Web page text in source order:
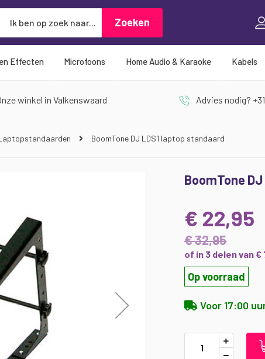
Zoeken
Effecten Microfoons Home Audio & Karaoke Kabels
winkel in Valkenswaard Advies nodig?
BoomTone DJ LDS1 laptop standaard
BoomTone
€ 22,95
€ 32,95
of in 3 delen van €
Op voorraad
Voor 17:00